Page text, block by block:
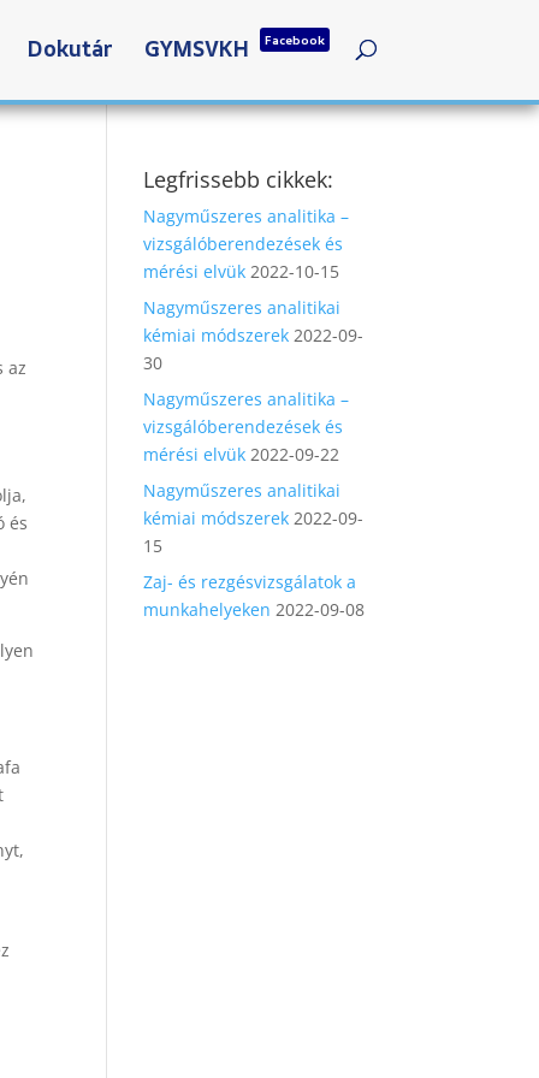
Dokutár GYMSVKH Facebook
az
és
Legfrissebb cikkek:
Nagyműszeres analitika –
vizsgálóberendezések és
mérési elvük 2022-10-15
Nagyműszeres analitikai
kémiai módszerek 2022-09-
30
Nagyműszeres analitika –
vizsgálóberendezések és
mérési elvük 2022-09-22
Nagyműszeres analitikai
kémiai módszerek 2022-09-
15
Zaj- és rezgésvizsgálatok a
munkahelyeken 2022-09-08